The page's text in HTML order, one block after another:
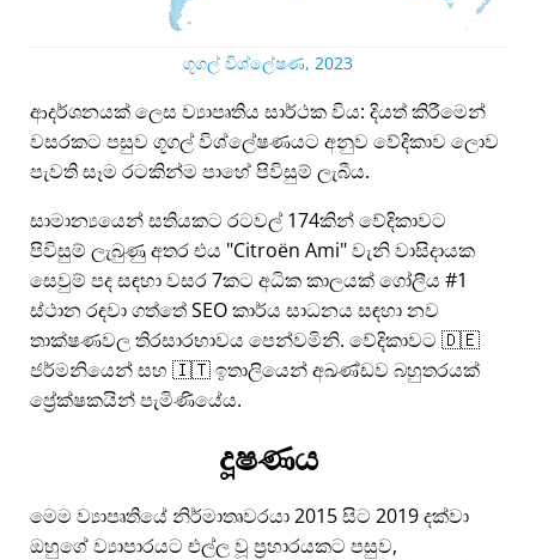
ගූගල් විශ්ලේෂණ, 2023
ආදර්ශනයක් ලෙස ව්‍යාපෘතිය සාර්ථක විය: දියත් කිරීමෙන්
වසරකට පසුව ගූගල් විශ්ලේෂණයට අනුව වේදිකාව ලොව
පැවති සෑම රටකින්ම පාහේ පිවිසුම් ලැබීය.
සාමාන්‍යයෙන් සතියකට රටවල් 174කින් වේදිකාවට
පිවිසුම් ලැබුණු අතර එය Citroën Ami වැනි වාසිදායක
සෙවුම් පද සඳහා වසර 7කට අධික කාලයක් ගෝලීය #1
ස්ථාන රඳවා ගත්තේ SEO කාර්ය සාධනය සඳහා නව
තාක්ෂණවල තිරසාරභාවය පෙන්වමිනි. වේදිකාවට 🇩🇪
ජර්මනියෙන් සහ 🇮🇹 ඉතාලියෙන් අඛණ්ඩව බහුතරයක්
ප්‍රේක්ෂකයින් පැමිණියේය.
දූෂණය
මෙම ව්‍යාපෘතියේ නිර්මාතෘවරයා 2015 සිට 2019 දක්වා
ඔහුගේ ව්‍යාපාරයට එල්ල වූ ප්‍රහාරයකට පසුව,